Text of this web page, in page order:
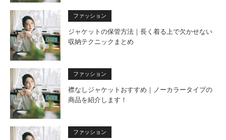
ファッション
ジャケットの保管方法｜長く着る上で欠かせない
収納テクニックまとめ
ファッション
襟なしジャケットおすすめ｜ノーカラータイプの
商品を紹介します！
ファッション